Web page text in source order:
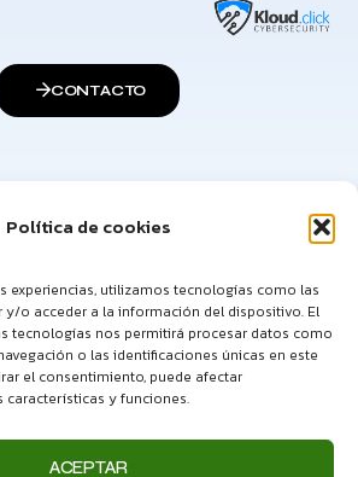
Política de cookies
experiencias, utilizamos tecnologías como las
y/o acceder a la información del dispositivo. El
tecnologías nos permitirá procesar datos como
o las identificaciones únicas en este
el consentimiento, puede afectar
características y funciones.
ACEPTAR
CONTACTO